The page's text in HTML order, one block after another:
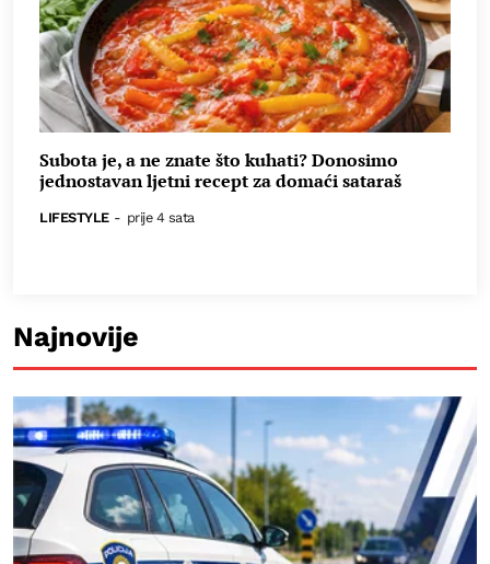
Subota je, a ne znate što kuhati? Donosimo
jednostavan ljetni recept za domaći sataraš
LIFESTYLE - prije 4 sata
Najnovije